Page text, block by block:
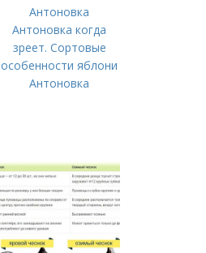
Антоновка когда
зреет. Сортовые
особенности яблони
Антоновка